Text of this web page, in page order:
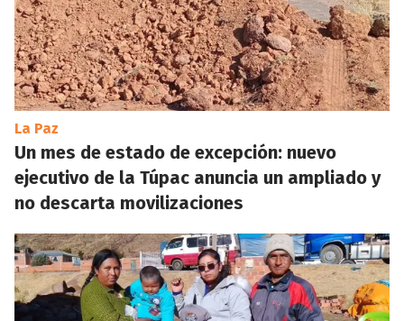
La Paz
Un mes de estado de excepción: nuevo
ejecutivo de la Túpac anuncia un ampliado y
no descarta movilizaciones